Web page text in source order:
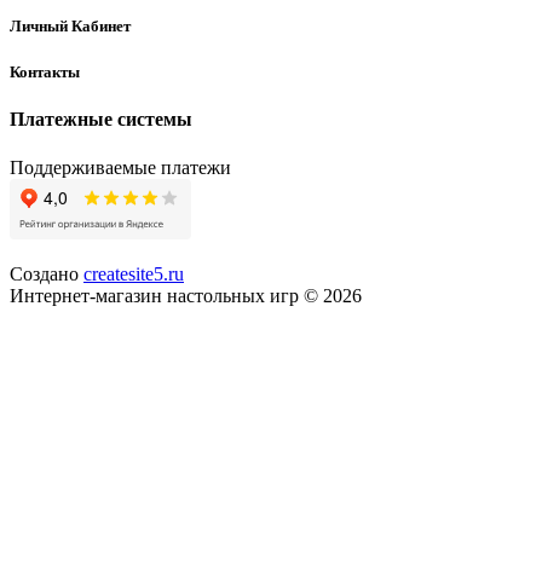
Личный Кабинет
Контакты
Платежные системы
Поддерживаемые платежи
Создано createsite5.ru
Интернет-магазин настольных игр © 2026